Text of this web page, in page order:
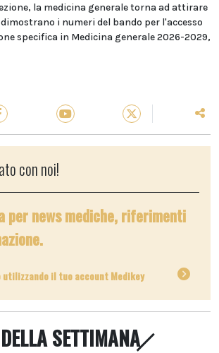
la medicina generale torna ad attirare
i numeri del bando per l'accesso
specifica in Medicina generale 2026-2029,
con noi!
per news mediche, riferimenti
il tuo account Medikey
SETTIMANA